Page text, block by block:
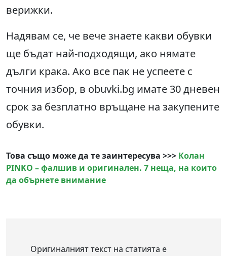
верижки.
Надявам се, че вече знаете какви обувки
ще бъдат най-подходящи, ако нямате
дълги крака. Ако все пак не успеете с
точния избор, в obuvki.bg имате 30 дневен
срок за безплатно връщане на закупените
обувки.
Това също може да те заинтересува >>> Колан
PINKO – фалшив и оригинален. 7 неща, на които
да обърнете внимание
Оригиналният текст на статията е